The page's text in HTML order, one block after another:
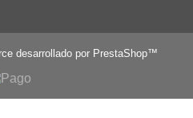
desarrollado por PrestaShop™